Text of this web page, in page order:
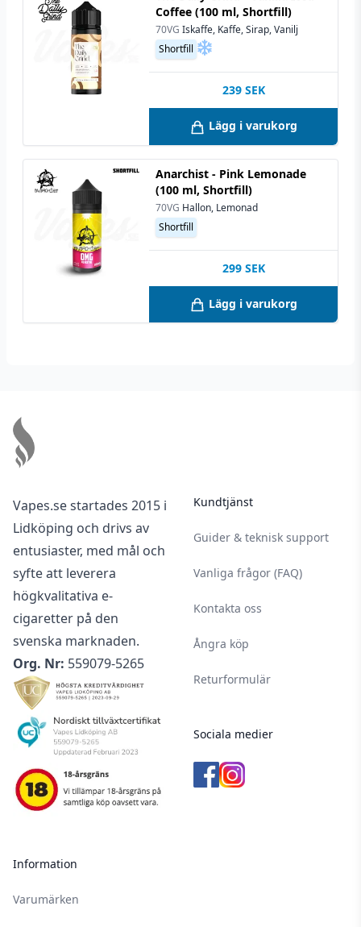
Coffee (100 ml, Shortfill)
70VG Iskaffe, Kaffe, Sirap, Vanilj
Shortfill
239 SEK
Lägg i varukorg
Anarchist - Pink Lemonade
(100 ml, Shortfill)
70VG Hallon, Lemonad
Shortfill
299 SEK
Lägg i varukorg
Vapes.se startades 2015 i
Lidköping och drivs av
entusiaster, med mål och
syfte att leverera
högkvalitativa e-
cigaretter på den
svenska marknaden.
Org. Nr: 559079-5265
Information
Varumärken
Kundtjänst
Guider & teknisk support
Vanliga frågor (FAQ)
Kontakta oss
Ångra köp
Returformulär
Sociala medier